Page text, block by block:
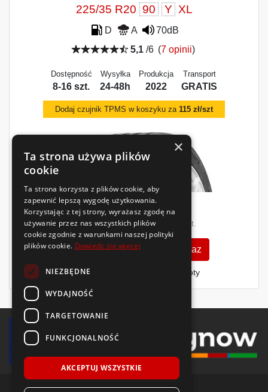
225/35 R20 90 Y XL
D A
70dB
5,1 /6 (7 opinii)
Dostępność
8-16 szt.
Wysyłka
24-48h
Produkcja
2022
Transport
GRATIS
Dodaj czujnik TPMS w koszyku za 115 zł/szt
362zł /szt. 677 /szt.
Zobacz szczegóły Kup teraz
Finansowanie dla firm - MŚP i floty
×
Ta strona używa plików
cookie
Ta strona korzysta z plików cookie, aby
zapewnić lepszą wygodę użytkowania.
Korzystając z tej strony, wyrażasz zgodę na
używanie przez nas wszystkich plików
cookie zgodnie z warunkami naszej polityki
plików cookie. Dowiedz się więcej
NIEZBĘDNE
WYDAJNOŚĆ
TARGETOWANIE
FUNKCJONALNOŚĆ
AKCEPTUJ WSZYSTKIE